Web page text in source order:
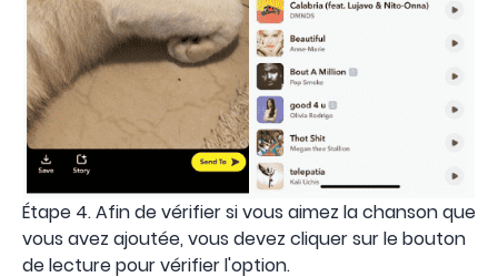
Étape 4. Afin de vérifier si vous aimez la chanson que
vous avez ajoutée, vous devez cliquer sur le bouton
de lecture pour vérifier l'option.